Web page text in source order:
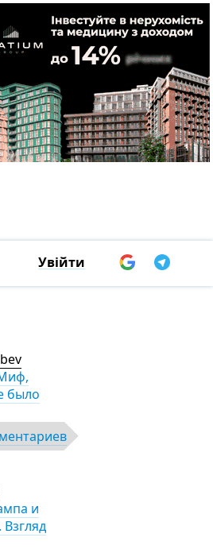
Увійти
было
и
Взгляд